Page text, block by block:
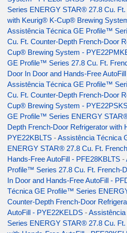
Series ENERGY STAR® 27.8 Cu.
with Keurig® K-Cup® Brewing
Assistência Técnica GE Profile™
Cu. Ft. Counter-Depth French-Door
Cup® Brewing System -
GE Profile™ Series 27.8 Cu. Ft.
Door In Door and Hands-Free
Assistência Técnica GE Profile™
Cu. Ft. Counter-Depth French-Door
Cup® Brewing System -
GE Profile™ Series ENERGY
Depth French-Door Refrigerator with
PYE22KBLTS -Assistência Técnica
ENERGY STAR® 27.8 Cu. Ft.
Hands-Free AutoFill - PFE28KBLTS -
Profile™ Series 27.8 Cu. Ft. French-
In Door and Hands-Free AutoFill -
Técnica GE Profile™ Series
Counter-Depth French-Door
AutoFill - PYE22KELDS -
Series ENERGY STAR® 27.8 Cu.